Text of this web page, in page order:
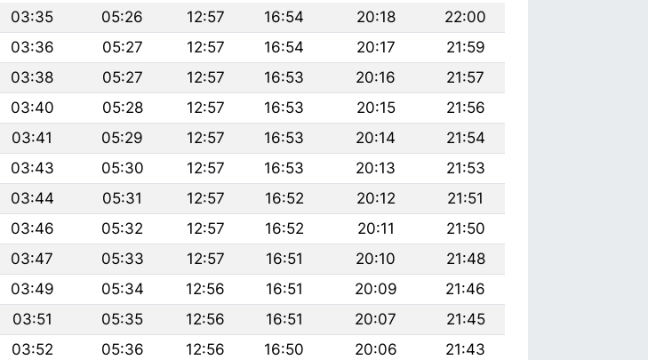
03:35 05:26 12:57 16:54 20:18
22:00
03:36 05:27 12:57 16:54 20:17
21:59
03:38 05:27 12:57 16:53 20:16
21:57
03:40 05:28 12:57 16:53 20:15
21:56
03:41 05:29 12:57 16:53 20:14
21:54
03:43 05:30 12:57 16:53 20:13
21:53
03:44 05:31 12:57 16:52 20:12
21:51
03:46 05:32 12:57 16:52 20:11
21:50
03:47 05:33 12:57 16:51 20:10
21:48
03:49 05:34 12:56 16:51 20:09
21:46
03:51 05:35 12:56 16:51 20:07
21:45
03:52 05:36 12:56 16:50 20:06
21:43